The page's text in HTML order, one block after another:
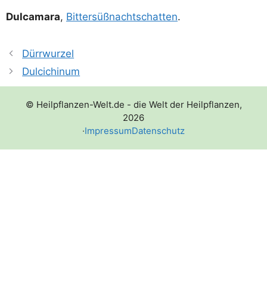
Dul­ca­ma­ra, Bit­ter­süß­nacht­schat­ten.
Dürrwurzel
Dulcichinum
© Heilpflanzen-Welt.de - die Welt der Heilpflanzen,
2026
·ImpressumDatenschutz